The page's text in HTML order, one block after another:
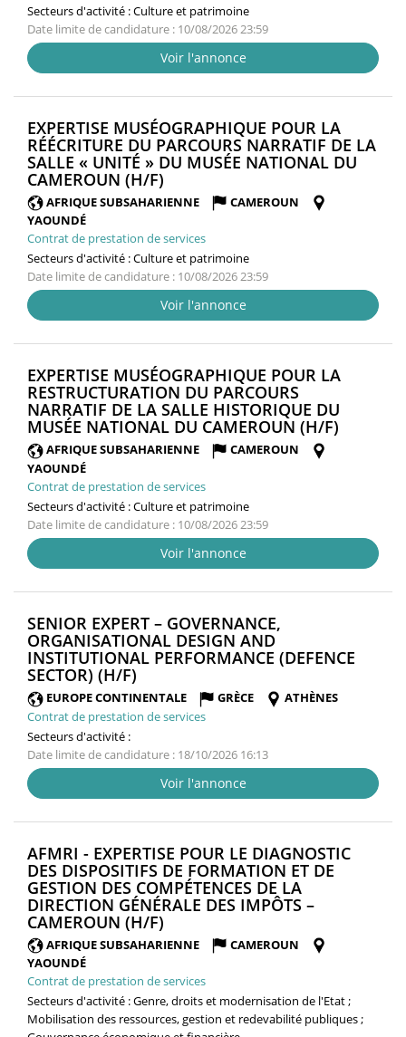
Secteurs d'activité :Culture et patrimoine
Date limite de candidature : 10/08/2026 23:59
Voir l'annonce
EXPERTISE MUSÉOGRAPHIQUE POUR LA
RÉÉCRITURE DU PARCOURS NARRATIF DE LA
SALLE « UNITÉ » DU MUSÉE NATIONAL DU
CAMEROUN (H/F)
FENÊTRE)
AFRIQUE SUBSAHARIENNE
CAMEROUN
YAOUNDÉ
Contrat de prestation de services
Secteurs d'activité :Culture et patrimoine
Date limite de candidature : 10/08/2026 23:59
Voir l'annonce
EXPERTISE MUSÉOGRAPHIQUE POUR LA
RESTRUCTURATION DU PARCOURS
NARRATIF DE LA SALLE HISTORIQUE DU
MUSÉE NATIONAL DU CAMEROUN (H/F)
AFRIQUE SUBSAHARIENNE
CAMEROUN
YAOUNDÉ
Contrat de prestation de services
Secteurs d'activité :Culture et patrimoine
Date limite de candidature : 10/08/2026 23:59
Voir l'annonce
SENIOR EXPERT – GOVERNANCE,
ORGANISATIONAL DESIGN AND
INSTITUTIONAL PERFORMANCE (DEFENCE
SECTOR) (H/F)
FENÊTRE)
EUROPE CONTINENTALE GRÈCE
ATHÈNES
Contrat de prestation de services
Secteurs d'activité :
Date limite de candidature : 18/10/2026 16:13
Voir l'annonce
AFMRI - EXPERTISE POUR LE DIAGNOSTIC
DES DISPOSITIFS DE FORMATION ET DE
GESTION DES COMPÉTENCES DE LA
DIRECTION GÉNÉRALE DES IMPÔTS –
CAMEROUN (H/F)
FENÊTRE)
AFRIQUE SUBSAHARIENNE
CAMEROUN
YAOUNDÉ
Contrat de prestation de services
Secteurs d'activité :Genre, droits et modernisation de l'Etat ;
Mobilisation des ressources, gestion et redevabilité publiques ;